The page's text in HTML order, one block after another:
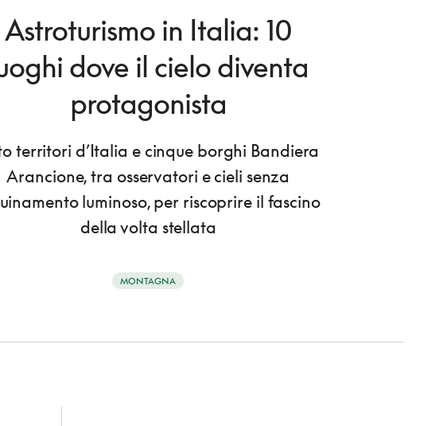
Astroturismo in Italia: 10
dove il cielo diventa
protagonista
territori d’Italia e cinque borghi Bandiera
Arancione, tra osservatori e cieli senza
luminoso, per riscoprire il fascino
della volta stellata
MONTAGNA